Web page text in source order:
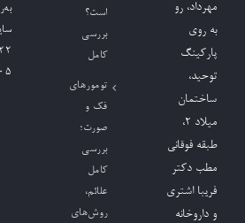
مهرداد، رو
به روی
پارکینگ
توحید،
ساختمان
میلاد ٢،
طبقه فوقانی
مطب دکتر
فریبا اشتری
و داروخانه
است؟
بررسی
کامل
تومورهای
فک و
صورت؛
بررسی
کامل
علائم،
روش‌های